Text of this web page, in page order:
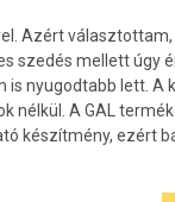
Azért
szedés mellett úgy
is nyugodtabb lett. A
nélkül. A GAL
készítmény, ezért